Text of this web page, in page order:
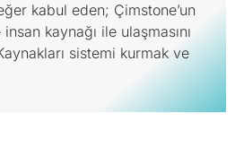
kabul eden; Çimstone’un
kaynağı ile ulaşmasını
sistemi kurmak ve